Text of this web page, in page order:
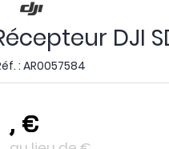
DJI
:AR0057584
, €